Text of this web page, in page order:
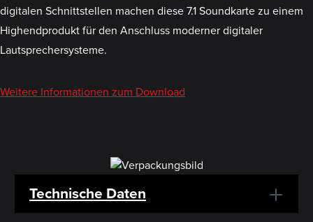
digitalen Schnittstellen machen diese 7.1 Soundkarte zu einem
Highendprodukt für den Anschluss moderner digitaler
Lautsprechersysteme.
Weitere Informationen zum Download
Technische Daten